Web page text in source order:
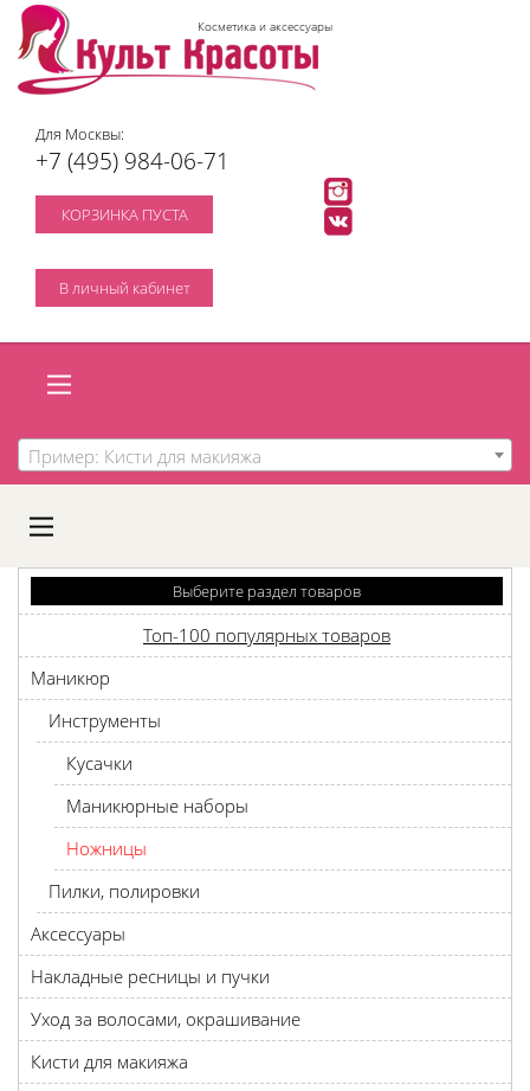
Косметика и аксессуары
Для Москвы:
+7 (495) 984-06-71
КОРЗИНКА ПУСТА
В личный кабинет
Пример: Кисти для макияжа
A
C
D
Выберите раздел товаров
Топ-100 популярных товаров
Маникюр
Инструменты
Кусачки
Маникюрные наборы
Ножницы
Пилки, полировки
Аксессуары
Накладные ресницы и пучки
Уход за волосами, окрашивание
Кисти для макияжа